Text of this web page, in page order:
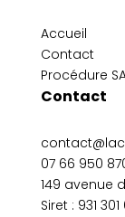
Accueil
Contact
Procédure
Contact
07 66 950
149 avenue
Siret : 931